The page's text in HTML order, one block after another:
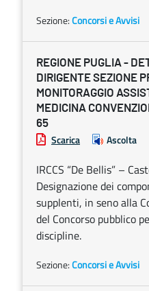
Sezione:Concorsi e Avvisi
REGIONE PUGLIA -
DIRIGENTE SEZIONE
MONITORAGGIO
MEDICINA
65
Scarica Ascolta
IRCCS “De Bellis” –
Designazione dei
supplenti, in seno alla
del Concorso pubblico
discipline.
Sezione:Concorsi e Avvisi